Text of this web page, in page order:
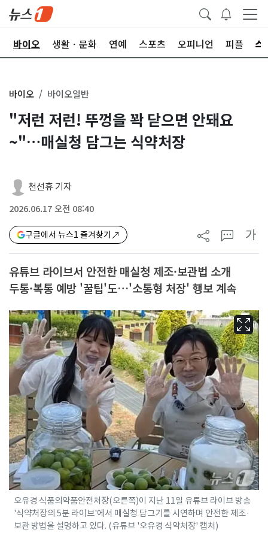
바이오 생활ㆍ문화 연예 스포츠 오피니언 피플
바이오 바이오일반
"저런 저런! 뚜껑을 꽉 닫으면 안돼요
~"…매실청 담그는 식약처장
천선휴 기자
2026.06.17 오전 08:40
구글에서 뉴스1 즐겨찾기 가
유튜브 라이브서 안전한 매실청 제조·보관법 소개
두통·복통 예방 '꿀팁'도…'소통형 처장' 행보 계속
오유경 식품의약품안전처장(오른쪽)이 지난 11일 유튜브 라이브 방송
'식약처장의 5분 라이브'에서 매실청 담그기를 시연하며 안전한 제조·
보관 방법을 설명하고 있다. (유튜브 '오유경 식약처장' 캡처)